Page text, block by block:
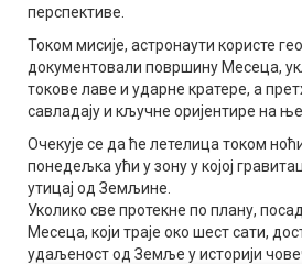
перспективе.
Током мисије, астронаути користе
документовали површину Месеца,
токове лаве и ударне кратере, а
савладају и кључне оријентире на
Очекује се да ће летелица током
понедељка ући у зону у којој
утицај од Земљине.
Уколико све протекне по плану,
Месеца, који траје око шест сати,
удаљеност од Земље у историји